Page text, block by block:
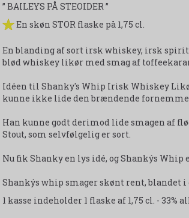
” BAILEYS PÅ STEOIDER ”
En skøn STOR flaske på 1,75 cl.
En blanding af sort irsk whiskey, irsk
blød whiskey likør med smag af
Idéen til Shanky's Whip Irisk Whiskey
kunne ikke lide den brændende
Han kunne godt derimod lide smagen af
Stout, som selvfølgelig er sort.
Nu fik Shanky en lys idé, og Shankýs Whip
Shankýs whip smager skønt rent,
1 kasse indeholder 1 flaske af 1,75 cl. - 33%